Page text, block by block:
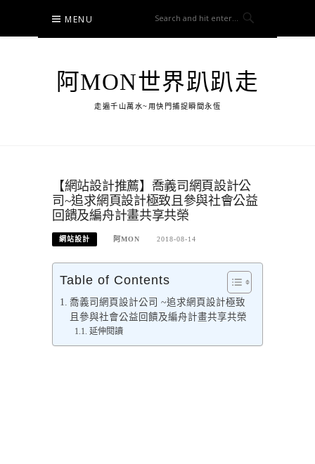
content
MENU
阿MON世界趴趴走
走遍千山萬水~用快門捕捉瞬間永恆
【網站設計推薦】喬義司網頁設計公
司~追求網頁設計極致且參與社會公益
回饋及編舟計畫共享共榮
網站設計 阿MON 2018-08-14
Table of Contents
喬義司網頁設計公司 ~追求網頁設計極致
且參與社會公益回饋及編舟計畫共享共榮
延伸閱讀